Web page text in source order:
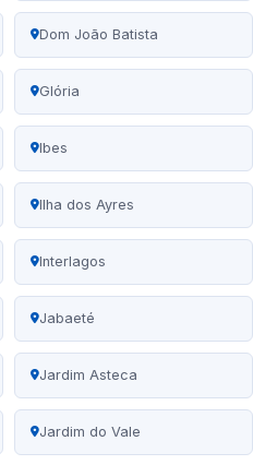
Dom João Batista
Glória
Ibes
Ilha dos Ayres
Interlagos
Jabaeté
Jardim Asteca
Jardim do Vale